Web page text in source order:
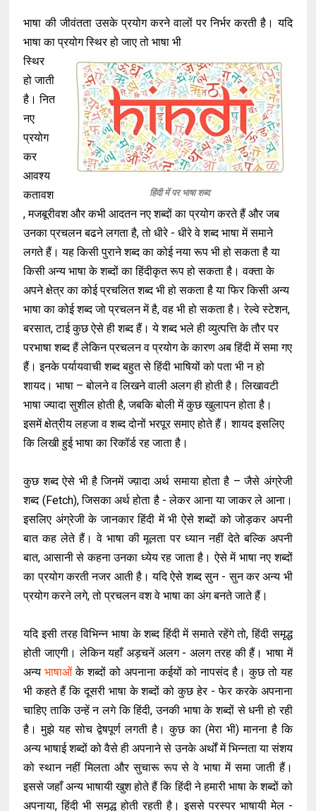
भाषा की जीवंतता उसके प्रयोग करने वालों पर निर्भर करती है। यदि
भाषा का प्रयोग स्थिर हो जाए तो भाषा भी
हिंदी में पर भाषा शब्द
स्थिर
हो जाती
है। नित
नए
प्रयोग
कर
आवश्य
कतावश
, मजबूरीवश और कभी आदतन नए शब्दों का प्रयोग करते हैं और जब
उनका प्रचलन बढने लगता है, तो धीरे - धीरे वे शब्द भाषा में समाने
लगते हैं। यह किसी पुराने शब्द का कोई नया रूप भी हो सकता है या
किसी अन्य भाषा के शब्दों का हिंदीकृत रूप हो सकता है। वक्ता के
अपने क्षेत्र का कोई प्रचलित शब्द भी हो सकता है या फिर किसी अन्य
भाषा का कोई शब्द जो प्रचलन में है, वह भी हो सकता है। रेल्वे स्टेशन,
बरसात, टाई कुछ ऐसे ही शब्द हैं। ये शब्द भले ही व्युत्पत्ति के तौर पर
परभाषा शब्द हैं लेकिन प्रचलन व प्रयोग के कारण अब हिंदी में समा गए
हैं। इनके पर्यायवाची शब्द बहुत से हिंदी भाषियों को पता भी न हो
शायद। भाषा – बोलने व लिखने वाली अलग ही होती है। लिखावटी
भाषा ज्यादा सुशील होती है, जबकि बोली में कुछ खुलापन होता है।
इसमें क्षेत्रीय लहजा व शब्द दोनों भरपूर समाए होते हैं। शायद इसलिए
कि लिखी हुई भाषा का रिकॉर्ड रह जाता है।
कुछ शब्द ऐसे भी है जिनमें ज्य़ादा अर्थ समाया होता है – जैसे अंग्रेजी
शब्द (Fetch), जिसका अर्थ होता है - लेकर आना या जाकर ले आना।
इसलिए अंग्रेजी के जानकार हिंदी में भी ऐसे शब्दों को जोड़कर अपनी
बात कह लेते हैं। वे भाषा की मूलता पर ध्यान नहीं देते बल्कि अपनी
बात, आसानी से कहना उनका ध्येय रह जाता है। ऐसे में भाषा नए शब्दों
का प्रयोग करती नजर आती है। यदि ऐसे शब्द सुन - सुन कर अन्य भी
प्रयोग करने लगे, तो प्रचलन वश वे भाषा का अंग बनते जाते हैं।
यदि इसी तरह विभिन्न भाषा के शब्द हिंदी में समाते रहेंगे तो, हिंदी समृद्ध
होती जाएगी। लेकिन यहाँ अड़चनें अलग - अलग तरह की हैं। भाषा में
अन्य भाषाओंके शब्दों को अपनाना कईयों को नापसंद है। कुछ तो यह
भी कहते हैं कि दूसरी भाषा के शब्दों को कुछ हेर - फेर करके अपनाना
चाहिए ताकि उन्हें न लगे कि हिंदी, उनकी भाषा के शब्दों से धनी हो रही
है। मुझे यह सोच द्वेषपूर्ण लगती है। कुछ का (मेरा भी) मानना है कि
अन्य भाषाई शब्दों को वैसे ही अपनाने से उनके अर्थों में भिन्नता या संशय
को स्थान नहीं मिलता और सुचारू रूप से वे भाषा में समा जाती हैं।
इससे जहाँ अन्य भाषायी खुश होते हैं कि हिंदी ने हमारी भाषा के शब्दों को
अपनाया, हिंदी भी समृद्ध होती रहती है। इससे परस्पर भाषायी मेल -